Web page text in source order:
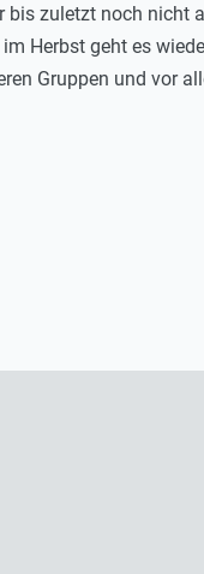
bis zuletzt noch nicht
Herbst geht es
Gruppen und vor